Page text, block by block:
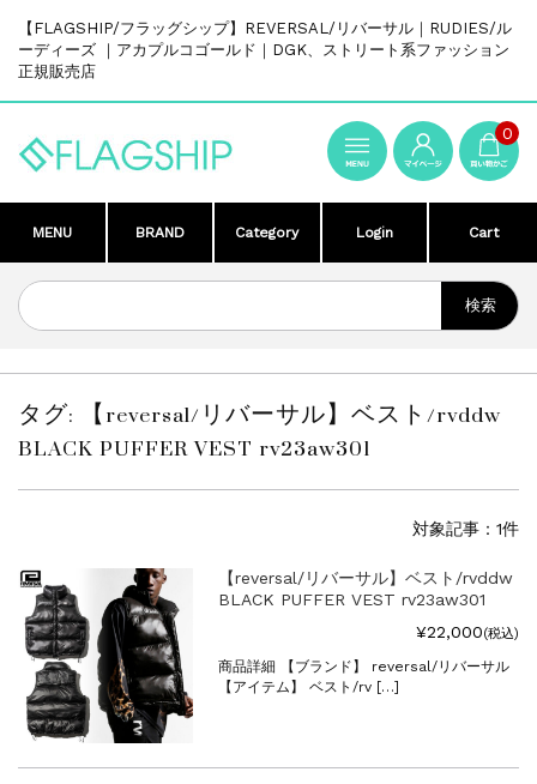
【FLAGSHIP/フラッグシップ】REVERSAL/リバーサル｜RUDIES/ル
ーディーズ ｜アカプルコゴールド｜DGK、ストリート系ファッション
正規販売店
0
MENU BRAND Category Login Cart
タグ: 【reversal/リバーサル】ベスト/rvddw
BLACK PUFFER VEST rv23aw301
対象記事：1件
【reversal/リバーサル】ベスト/rvddw
BLACK PUFFER VEST rv23aw301
¥22,000(税込)
商品詳細 【ブランド】 reversal/リバーサル
【アイテム】 ベスト/rv […]